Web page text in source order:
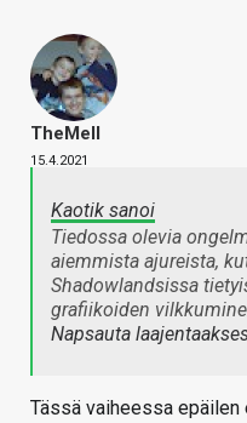
TheMeII
15.4.2021
Kaotik sanoi
Tiedossa olevia
aiemmista ajureista,
Shadowlandsissa
grafiikoiden
Napsauta
Tässä vaiheessa